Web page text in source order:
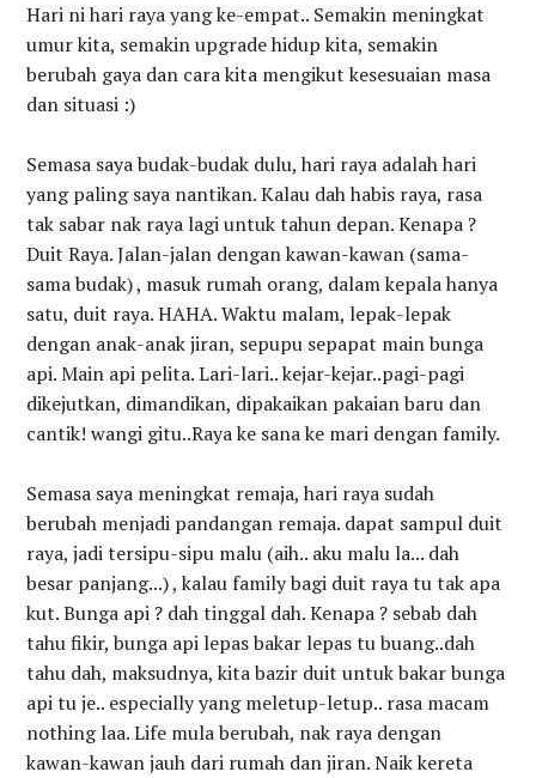
Hari ni hari raya yang ke-empat.. Semakin meningkat
umur kita, semakin upgrade hidup kita, semakin
berubah gaya dan cara kita mengikut kesesuaian masa
dan situasi :)
Semasa saya budak-budak dulu, hari raya adalah hari
yang paling saya nantikan. Kalau dah habis raya, rasa
tak sabar nak raya lagi untuk tahun depan. Kenapa ?
Duit Raya. Jalan-jalan dengan kawan-kawan (sama-
sama budak) , masuk rumah orang, dalam kepala hanya
satu, duit raya. HAHA. Waktu malam, lepak-lepak
dengan anak-anak jiran, sepupu sepapat main bunga
api. Main api pelita. Lari-lari.. kejar-kejar..pagi-pagi
dikejutkan, dimandikan, dipakaikan pakaian baru dan
cantik! wangi gitu..Raya ke sana ke mari dengan family.
Semasa saya meningkat remaja, hari raya sudah
berubah menjadi pandangan remaja. dapat sampul duit
raya, jadi tersipu-sipu malu (aih.. aku malu la... dah
besar panjang...) , kalau family bagi duit raya tu tak apa
kut. Bunga api ? dah tinggal dah. Kenapa ? sebab dah
tahu fikir, bunga api lepas bakar lepas tu buang..dah
tahu dah, maksudnya, kita bazir duit untuk bakar bunga
api tu je.. especially yang meletup-letup.. rasa macam
nothing laa. Life mula berubah, nak raya dengan
kawan-kawan jauh dari rumah dan jiran. Naik kereta